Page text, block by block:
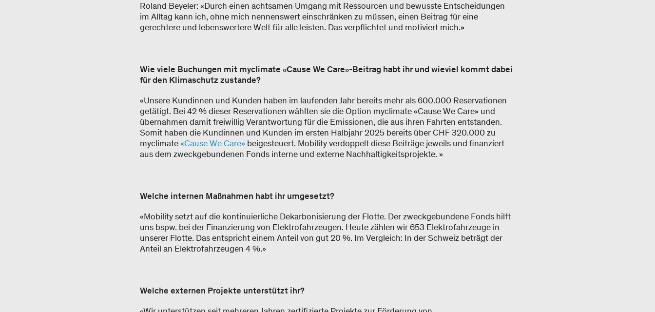
Roland Beyeler: «Durch einen achtsamen Umgang mit Ressourcen und bewusste Entscheidungen
im Alltag kann ich, ohne mich nennenswert einschränken zu müssen, einen Beitrag für eine
gerechtere und lebenswertere Welt für alle leisten. Das verpflichtet und motiviert mich.»
Wie viele Buchungen mit myclimate «Cause We Care»-Beitrag habt ihr und wieviel kommt dabei
für den Klimaschutz zustande?
«Unsere Kundinnen und Kunden haben im laufenden Jahr bereits mehr als 600.000 Reservationen
getätigt. Bei 42 % dieser Reservationen wählten sie die Option myclimate «Cause We Care» und
übernahmen damit freiwillig Verantwortung für die Emissionen, die aus ihren Fahrten entstanden.
Somit haben die Kundinnen und Kunden im ersten Halbjahr 2025 bereits über CHF 320.000 zu
myclimate«Cause We Care» beigesteuert. Mobility verdoppelt diese Beiträge jeweils und finanziert
aus dem zweckgebundenen Fonds interne und externe Nachhaltigkeitsprojekte. »
Welche internen Maßnahmen habt ihr umgesetzt?
«Mobility setzt auf die kontinuierliche Dekarbonisierung der Flotte. Der zweckgebundene Fonds hilft
uns bspw. bei der Finanzierung von Elektrofahrzeugen. Heute zählen wir 653 Elektrofahrzeuge in
unserer Flotte. Das entspricht einem Anteil von gut 20 %. Im Vergleich: In der Schweiz beträgt der
Anteil an Elektrofahrzeugen 4 %.»
Welche externen Projekte unterstützt ihr?